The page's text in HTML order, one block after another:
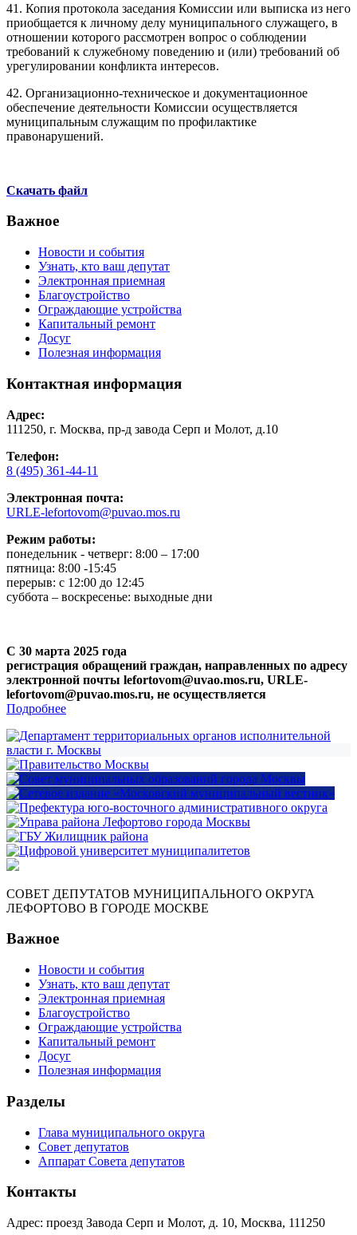
41. Копия протокола заседания Комиссии или выписка из него
приобщается к личному делу муниципального служащего, в
отношении которого рассмотрен вопрос о соблюдении
требований к служебному поведению и (или) требований об
урегулировании конфликта интересов.
42. Организационно-техническое и документационное
обеспечение деятельности Комиссии осуществляется
муниципальным служащим по профилактике
правонарушений.
Скачать файл
Важное
Новости и события
Узнать, кто ваш депутат
Электронная приемная
Благоустройство
Ограждающие устройства
Капитальный ремонт
Досуг
Полезная информация
Контактная информация
Адрес:
111250, г. Москва, пр-д завода Серп и Молот, д.10
Телефон:
8 (495) 361-44-11
Электронная почта:
URLE-lefortovom@puvao.mos.ru
Режим работы:
понедельник - четверг: 8:00 – 17:00
пятница: 8:00 -15:45
перерыв: с 12:00 до 12:45
суббота – воскресенье: выходные дни
С 30 марта 2025 года
регистрация обращений граждан, направленных по адресу
электронной почты lefortovom@uvao.mos.ru, URLE-
lefortovom@puvao.mos.ru, не осуществляется
Подробнее
СОВЕТ ДЕПУТАТОВ МУНИЦИПАЛЬНОГО ОКРУГА
ЛЕФОРТОВО В ГОРОДЕ МОСКВЕ
Важное
Новости и события
Узнать, кто ваш депутат
Электронная приемная
Благоустройство
Ограждающие устройства
Капитальный ремонт
Досуг
Полезная информация
Разделы
Глава муниципального округа
Совет депутатов
Аппарат Совета депутатов
Контакты
Адрес: проезд Завода Серп и Молот, д. 10, Москва, 111250